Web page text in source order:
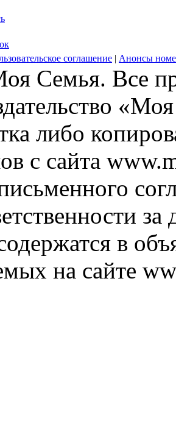
соглашение | Анонсы
Семья. Все
либо
с сайта
в
на сайте